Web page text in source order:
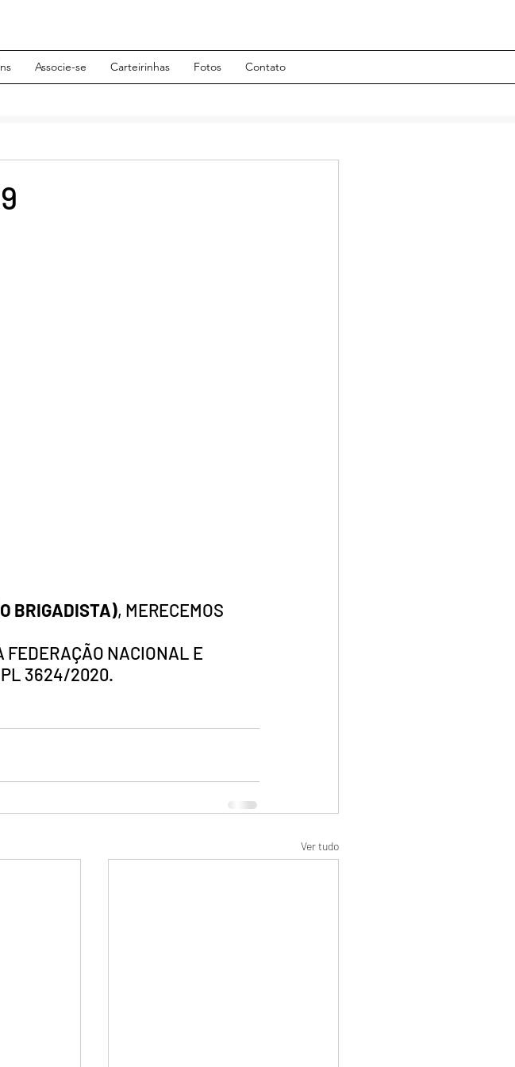
Associe-se Carteirinhas Fotos Contato
BRIGADISTA), MERECEMOS
FEDERAÇÃO NACIONAL E
PL 3624/2020.
Ver tudo